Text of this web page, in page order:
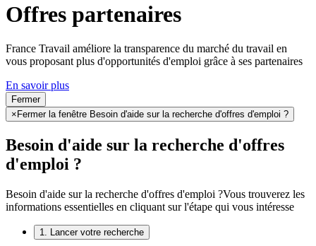
Offres partenaires
France Travail améliore la transparence du marché du travail en
vous proposant plus d'opportunités d'emploi grâce à ses partenaires
En savoir plus
Fermer
× Fermer la fenêtre Besoin d'aide sur la recherche d'offres d'emploi ?
Besoin d'aide sur la recherche d'offres
d'emploi ?
Besoin d'aide sur la recherche d'offres d'emploi ?Vous trouverez les
informations essentielles en cliquant sur l'étape qui vous intéresse
1. Lancer votre recherche